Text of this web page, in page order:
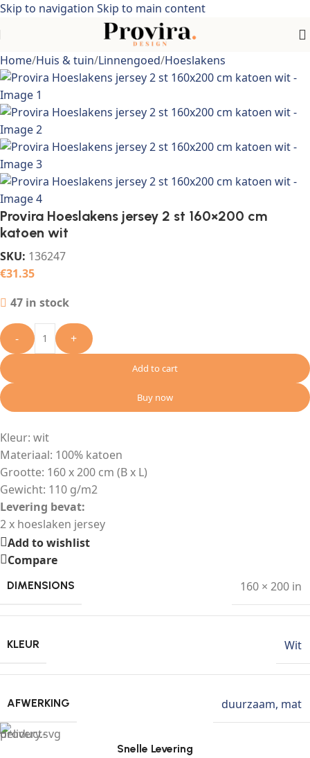
Skip to navigation Skip to main content
Home/Huis & tuin/Linnengoed/Hoeslakens
Provira Hoeslakens jersey 2 st 160×200 cm
katoen wit
SKU: 136247
€31.35
47 in stock
- +
Add to cart
Buy now
Kleur: wit
Materiaal: 100% katoen
Grootte: 160 x 200 cm (B x L)
Gewicht: 110 g/m2
Levering bevat:
2 x hoeslaken jersey
Add to wishlist
Compare
DIMENSIONS 160 × 200 in
KLEUR Wit
AFWERKING duurzaam, mat
Snelle Levering